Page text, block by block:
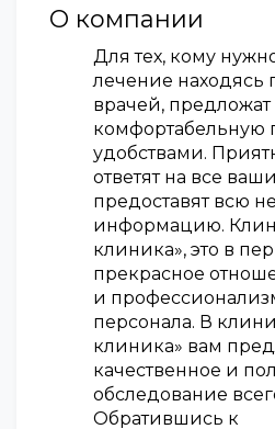
О компании
Для тех, кому
лечение находясь
врачей, предложат
комфортабельную
удобствами.
ответят на все
предоставят всю
информацию.
клиника», это в
прекрасное
и
персонала. В
клиника» вам
качественное и
обследование
Обратившись к